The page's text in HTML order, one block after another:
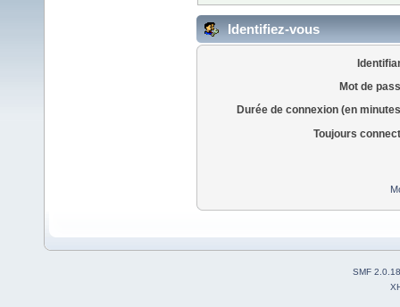
Identifiez-vous
Mot de
Durée de connexion (en
Toujours
SMF 2.0.18